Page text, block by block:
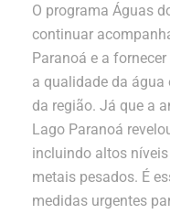
O programa Águas
continuar
Paranoá e a
a qualidade da água
da região. Já que a
Lago Paranoá
incluindo altos
metais pesados. É
medidas urgentes